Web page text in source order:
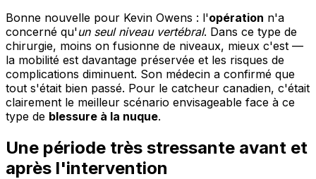
Bonne nouvelle pour Kevin Owens : l'opération n'a
concerné qu'un seul niveau vertébral. Dans ce type de
chirurgie, moins on fusionne de niveaux, mieux c'est —
la mobilité est davantage préservée et les risques de
complications diminuent. Son médecin a confirmé que
tout s'était bien passé. Pour le catcheur canadien, c'était
clairement le meilleur scénario envisageable face à ce
type de blessure à la nuque.
Une période très stressante avant et
après l'intervention